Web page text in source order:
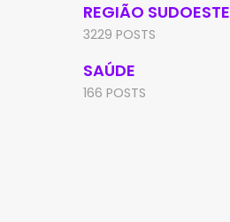
REGIÃO SUDOESTE
3229 POSTS
SAÚDE
166 POSTS